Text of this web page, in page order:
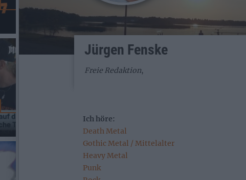
Jürgen Fenske
Freie Redaktion,
Ich höre:
Death Metal
Gothic Metal / Mittelalter
Heavy Metal
Punk